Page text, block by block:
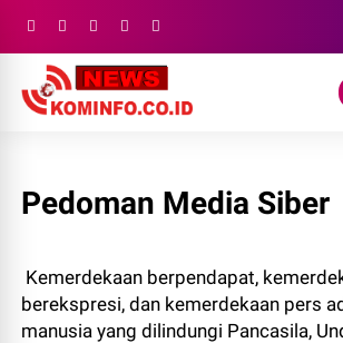
Pedoman Media Siber
Kemerdekaan berpendapat,
berekspresi, dan kemerdekaan pers
manusia yang dilindungi Pancasila,